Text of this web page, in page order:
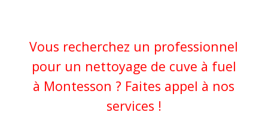
Vous recherchez un professionnel
pour un nettoyage de cuve à fuel
à Montesson ? Faites appel à nos
services !